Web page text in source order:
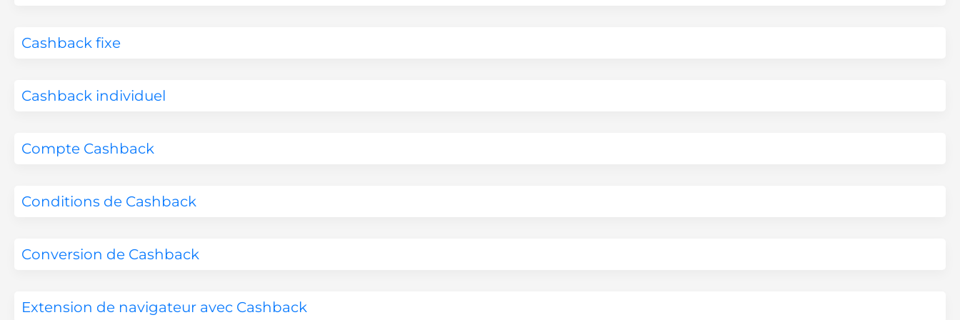
Cashback fixe
Cashback individuel
Compte Cashback
Conditions de Cashback
Conversion de Cashback
Extension de navigateur avec Cashback